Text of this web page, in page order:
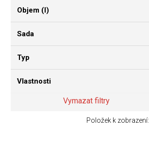
Objem (l)
Sada
Typ
Vlastnosti
Vymazat filtry
Položek k zobrazení: